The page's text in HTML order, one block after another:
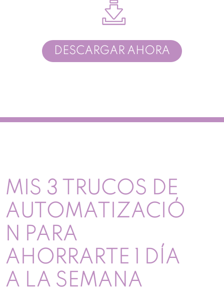
DESCARGAR AHORA
MIS 3 TRUCOS DE
AUTOMATIZACIÓ
N PARA
AHORRARTE 1 DÍA
A LA SEMANA